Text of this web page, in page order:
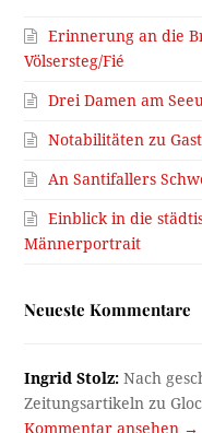
Erinnerung an die
Völsersteg/Fié
Drei Damen am
Notabilitäten zu
An Santifallers
Einblick in die
Männerportrait
Neueste Kommentare
Ingrid Stolz: Nach
Zeitungsartikeln zu
Kommentar ansehen →